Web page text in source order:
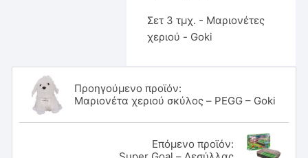
Σετ 3 τμχ. - Μαριονέτες
χεριού - Goki
Προηγούμενο προϊόν:
Μαριονέτα χεριού σκύλος – PEGG – Goki
Επόμενο προϊόν: